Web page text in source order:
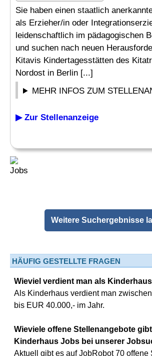
Sie haben einen staatlich
als Erzieher/in oder
leidenschaftlich im pädagogischen
und suchen nach neuen
Kitavis Kindertagesstätten des
Nordost in Berlin [...]
MEHR INFOS ZUM
▶ Zur Stellenanzeige
Weitere Suchergebnisse
HÄUFIG GESTELLTE FRAGEN
Wieviel verdient man als
Als Kinderhaus verdient man
bis EUR 40.000,- im Jahr.
Wieviele offene Stellenangebote
Kinderhaus Jobs bei unserer
Aktuell gibt es auf JobRobot 70 offene